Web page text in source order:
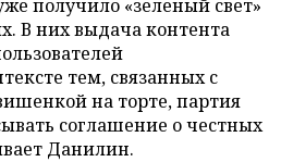
получило «зеленый свет»
В них выдача контента
тем, связанных с
на торте, партия
соглашение о честных
Данилин.